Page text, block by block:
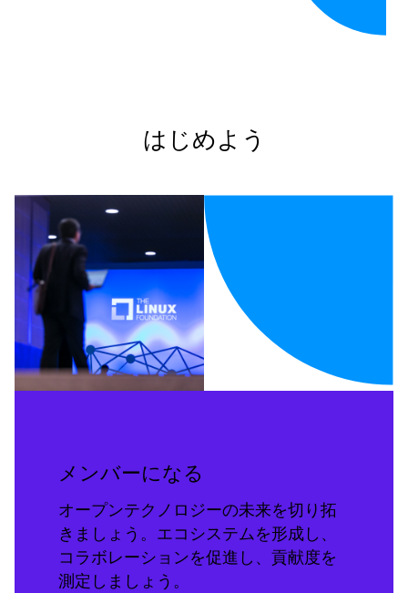
はじめよう
メンバーになる
オープンテクノロジーの未来を切り拓
きましょう。エコシステムを形成し、
コラボレーションを促進し、貢献度を
測定しましょう。